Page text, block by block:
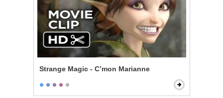
Strange Magic - C’mon Marianne